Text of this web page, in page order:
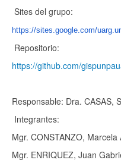
Sites del grupo:
https://sites.google.com/uarg.
Repositorio:
https://github.com/
Responsable: Dra. CASAS,
Integrantes:
Mgr. CONSTANZO, Marcela
Mgr. ENRIQUEZ, Juan